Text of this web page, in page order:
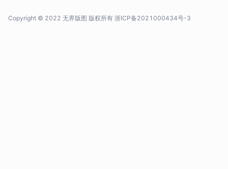
Copyright © 2022 无界版图 版权所有 浙ICP备2021000434号-3